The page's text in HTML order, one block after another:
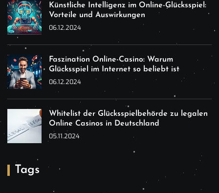
Künstliche Intelligenz im Online-Glücksspiel:
Vorteile und Auswirkungen
06.12.2024
Faszination Online-Casino: Warum
Glücksspiel im Internet so beliebt ist
06.12.2024
Whitelist der Glücksspielbehörde zu legalen
Online Casinos in Deutschland
05.11.2024
Tags